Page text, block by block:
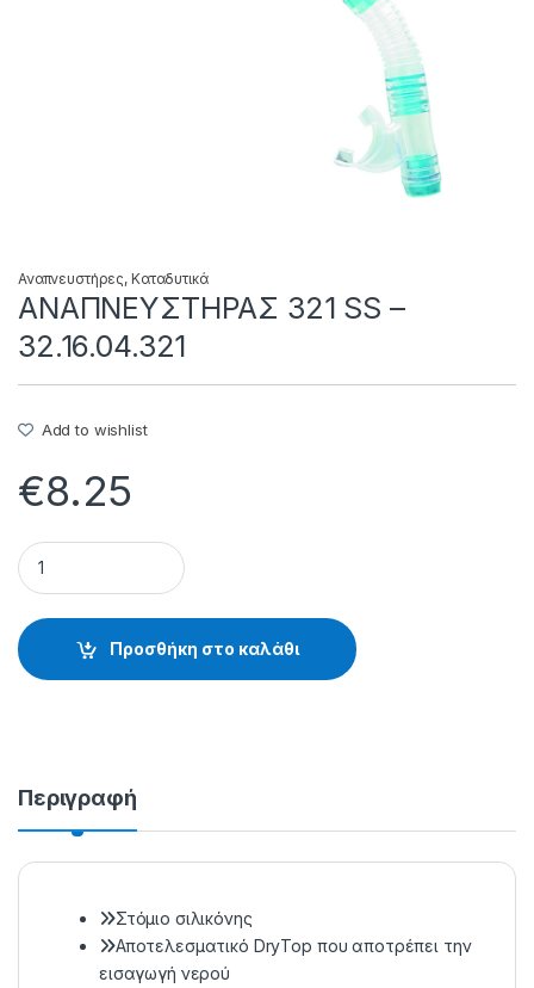
Αναπνευστήρες, Καταδυτικά
ΑΝΑΠΝΕΥΣΤΗΡΑΣ 321 SS –
32.16.04.321
Add to wishlist
€8.25
ΑΝΑΠΝΕΥΣΤΗΡΑΣ 321 SS - 32.16.04.321 quantity
Προσθήκη στο καλάθι
Περιγραφή
Στόμιο σιλικόνης
Αποτελεσματικό DryTop που αποτρέπει την
εισαγωγή νερού